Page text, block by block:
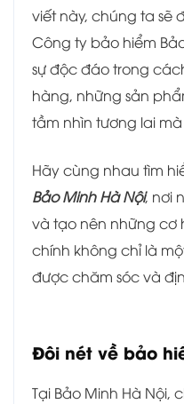
viết này, chúng ta sẽ
Công ty bảo hiểm
sự độc đáo trong
hàng, những sản
tầm nhìn tương lai
Hãy cùng nhau tìm
Bảo Minh Hà Nội, nơi
và tạo nên những cơ
chính không chỉ là
được chăm sóc và
Đôi nét về bảo
Tại Bảo Minh Hà Nội,